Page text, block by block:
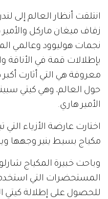
انتلقت أنظار العالم إلى
زفاف ميغان ماركل
نجمات هوليوود وعالمي
بإطلالات قمة في الأناقة
معروفة هي التي أثارت
الأمير هاري.
مكياج بسيط ينير وجهها
وباحت خبيرة المكياج
المستحضرات التي
للحصول على إطلالة كيتي